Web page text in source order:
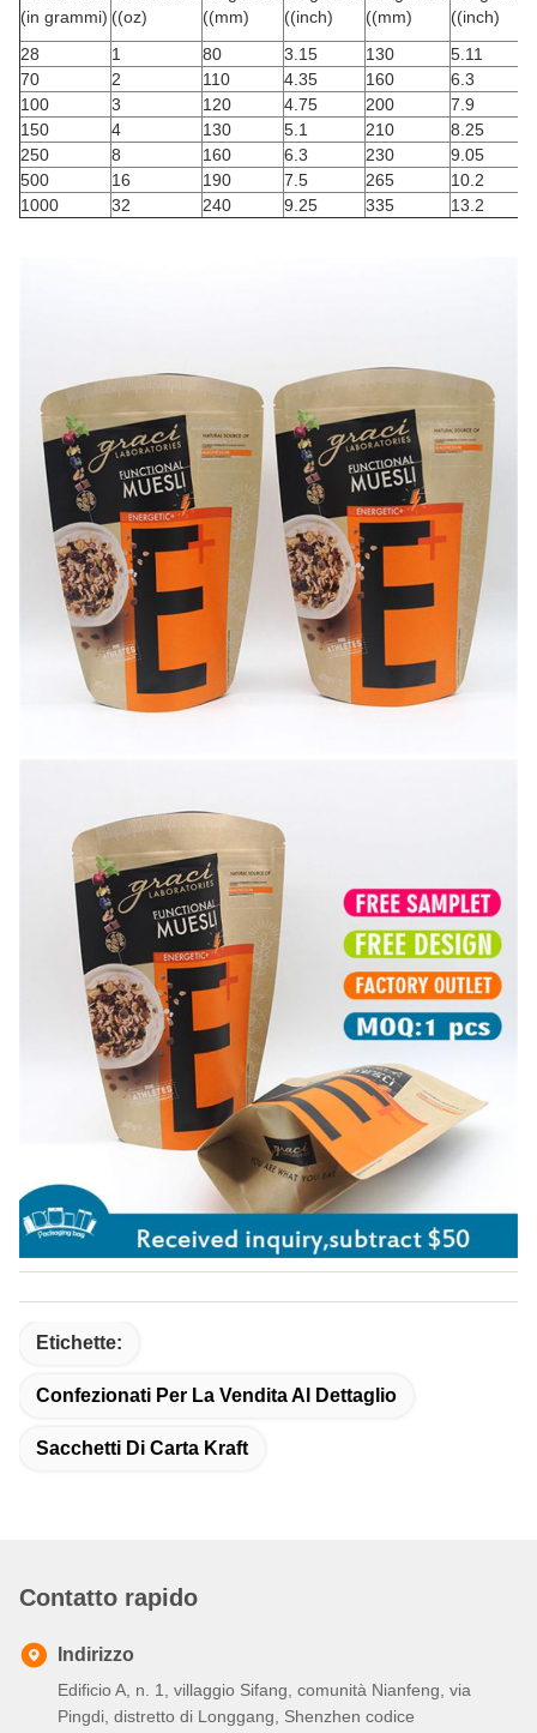
(in grammi) ((oz)
((mm)
((inch)
((mm)
((inch)
28
1 80 3.15 130 5.11
70
2 110 4.35 160 6.3
100
3 120 4.75 200 7.9
150
4 130 5.1 210 8.25
250
8 160 6.3 230 9.05
500
16 190 7.5 265 10.2
1000
32 240 9.25 335 13.2
Etichette:
Confezionati Per La Vendita Al Dettaglio
Sacchetti Di Carta Kraft
Contatto rapido
Indirizzo
Edificio A, n. 1, villaggio Sifang, comunità Nianfeng, via
Pingdi, distretto di Longgang, Shenzhen codice